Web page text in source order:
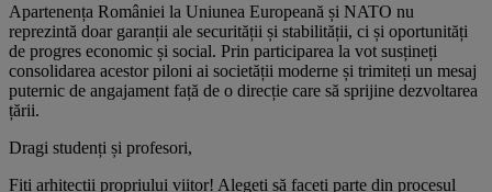
Apartenența României la Uniunea Europeană și NATO nu
reprezintă doar garanții ale securității și stabilității, ci și oportunități
de progres economic și social. Prin participarea la vot susțineți
consolidarea acestor piloni ai societății moderne și trimiteți un mesaj
puternic de angajament față de o direcție care să sprijine dezvoltarea
țării.
Dragi studenți și profesori,
Fiți arhitecții propriului viitor! Alegeți să faceți parte din procesul